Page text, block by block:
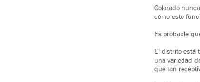
Colorado
cómo esto
Es probable
El distrito está
una variedad
qué tan